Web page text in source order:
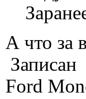
А что за
Записан
Ford